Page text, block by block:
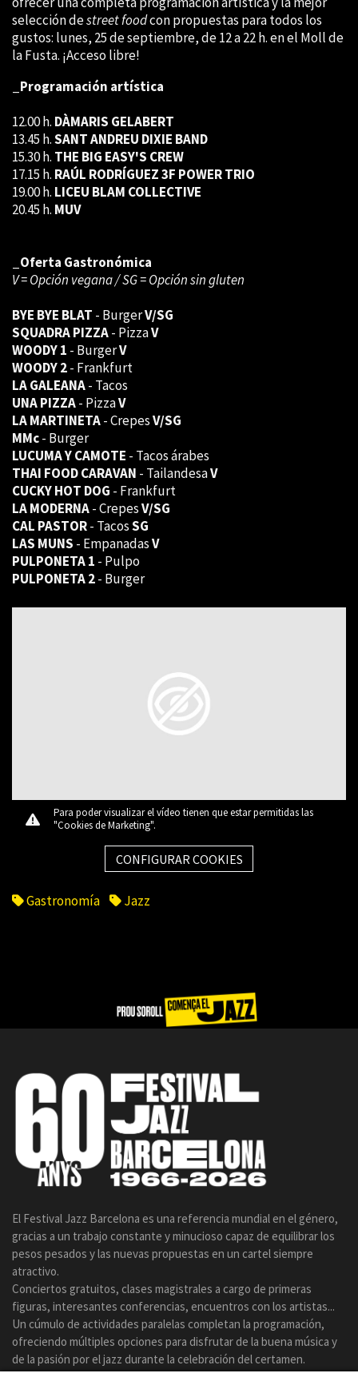
selección destreet foodcon propuestas para todos los
gustos: lunes, 25 de septiembre, de 12 a 22 h. en el Moll de
la Fusta. ¡Acceso libre!
_Programación artística
12.00 h. DÀMARIS GELABERT
13.45 h.SANT ANDREU DIXIE BAND
15.30 h. THE BIG EASY'S CREW
17.15 h. RAÚL RODRÍGUEZ 3F POWER TRIO
19.00 h. LICEU BLAM COLLECTIVE
20.45 h. MUV
_Oferta Gastronómica
V = Opción vegana / SG = Opción sin gluten
BYE BYE BLAT - BurgerV/SG
SQUADRA PIZZA- PizzaV
WOODY 1 - BurgerV
WOODY 2- Frankfurt
LA GALEANA- Tacos
UNA PIZZA- PizzaV
LA MARTINETA- CrepesV/SG
MMc- Burger
LUCUMA Y CAMOTE - Tacos árabes
THAI FOOD CARAVAN - TailandesaV
CUCKY HOT DOG - Frankfurt
LA MODERNA- CrepesV/SG
CAL PASTOR- TacosSG
LAS MUNS - EmpanadasV
PULPONETA 1 - Pulpo
PULPONETA 2- Burger
Para poder visualizar el vídeo tienen que estar permitidas las
"Cookies de Marketing".
CONFIGURAR COOKIES
Gastronomía Jazz
El Festival Jazz Barcelona es una referencia mundial en el género,
gracias a un trabajo constante y minucioso capaz de equilibrar los
pesos pesados y las nuevas propuestas en un cartel siempre
atractivo.
Conciertos gratuitos, clases magistrales a cargo de primeras
figuras, interesantes conferencias, encuentros con los artistas...
Un cúmulo de actividades paralelas completan la programación,
ofreciendo múltiples opciones para disfrutar de la buena música y
de la pasión por el jazz durante la celebración del certamen.